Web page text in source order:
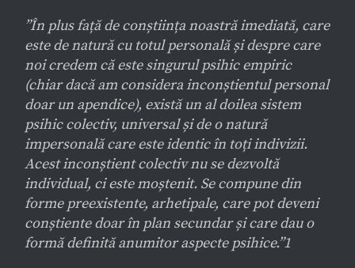
”În plus față de conștiința noastră imediată, care
este de natură cu totul personală și despre care
noi credem că este singurul psihic empiric
(chiar dacă am considera inconștientul personal
doar un apendice), există un al doilea sistem
psihic colectiv, universal și de o natură
impersonală care este identic în toți indivizii.
Acest inconștient colectiv nu se dezvoltă
individual, ci este moștenit. Se compune din
forme preexistente, arhetipale, care pot deveni
conștiente doar în plan secundar și care dau o
formă definită anumitor aspecte psihice.”1